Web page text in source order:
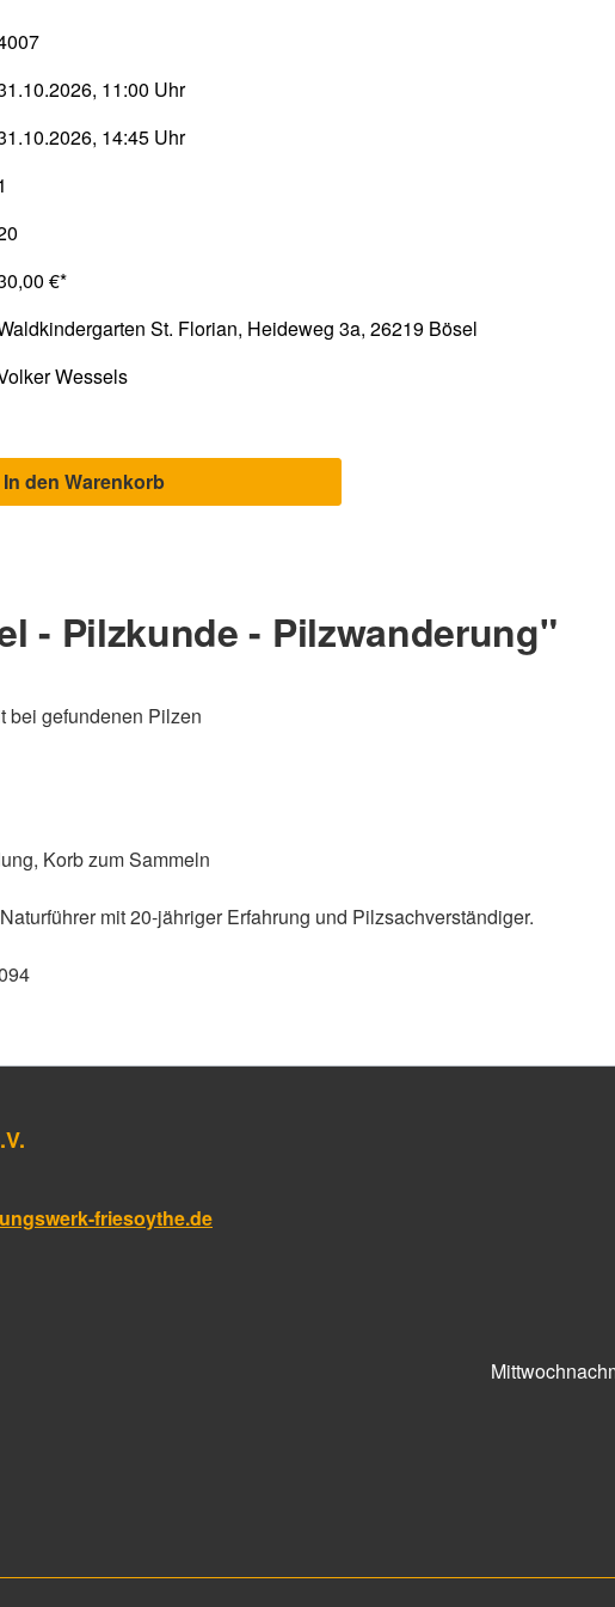
11:00 Uhr
14:45 Uhr
€*
St. Florian, Heideweg 3a, 26219 Bösel
Wessels
In den Warenkorb
- Pilzkunde - Pilzwanderung"
bei gefundenen Pilzen
Korb zum Sammeln
mit 20-jähriger Erfahrung und Pilzsachverständiger.
friesoythe.de